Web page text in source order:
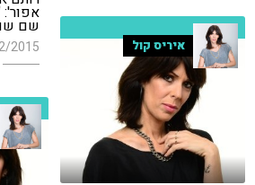
אפור':
שם
2015 איריס קול